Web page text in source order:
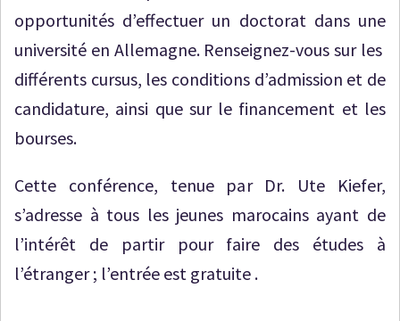
opportunités d’effectuer un doctorat dans une
université en Allemagne. Renseignez-vous sur les
différents cursus, les conditions d’admission et de
candidature, ainsi que sur le financement et les
bourses.
Cette conférence, tenue par Dr. Ute Kiefer,
s’adresse à tous les jeunes marocains ayant de
l’intérêt de partir pour faire des études à
l’étranger ; l’entrée est gratuite .